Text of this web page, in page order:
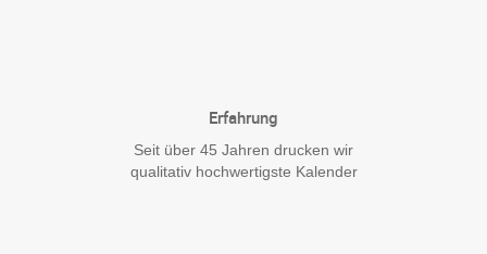
Erfahrung
Seit über 45 Jahren drucken wir
qualitativ hochwertigste Kalender